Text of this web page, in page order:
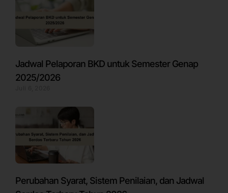
Jadwal Pelaporan BKD untuk Semester Genap
2025/2026
Perubahan Syarat, Sistem Penilaian, dan Jadwal